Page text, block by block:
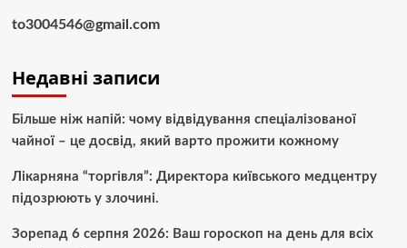
to3004546@gmail.com
Недавні записи
Більше ніж напій: чому відвідування спеціалізованої
чайної – це досвід, який варто прожити кожному
Лікарняна “торгівля”: Директора київського медцентру
підозрюють у злочині.
Зорепад 6 серпня 2026: Ваш гороскоп на день для всіх